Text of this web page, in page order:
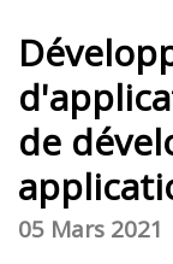
de
05 Mars 2021